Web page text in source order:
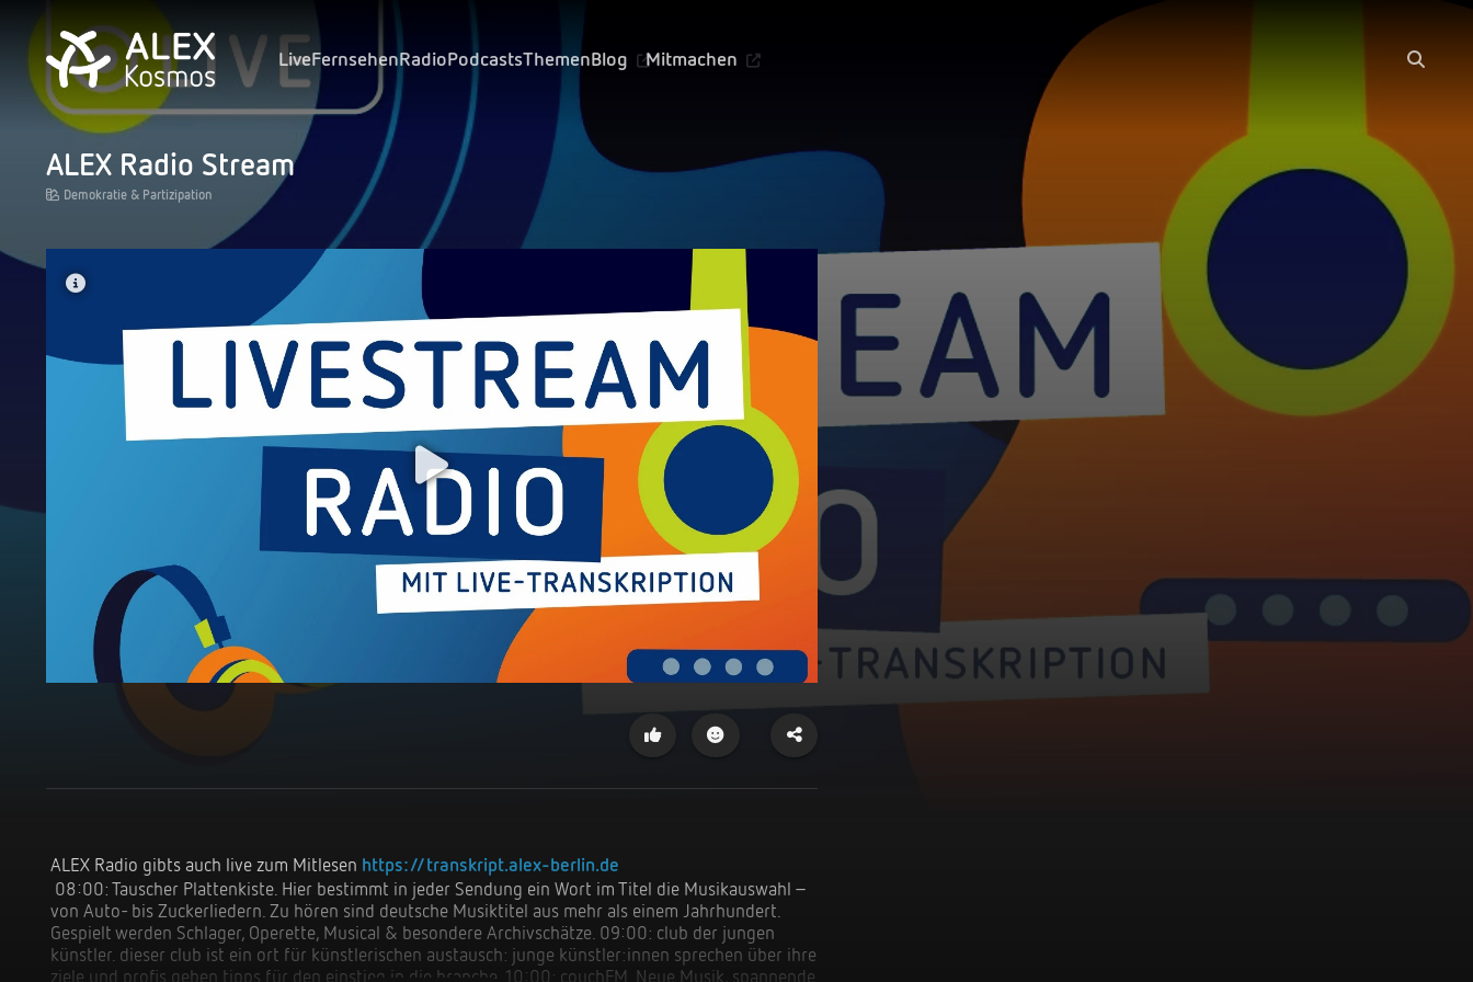
LiveFernsehenRadioPodcastsThemenBlog Mitmachen
ALEX Radio Stream
Demokratie & Partizipation
ALEX Radio gibts auch live zum Mitlesen https://transkript.alex-berlin.de
von Auto- bis Zuckerliedern. Zu hören sind deutsche Musiktitel aus mehr als einem Jahrhundert.
Gespielt werden Schlager, Operette, Musical & besondere Archivschätze. 09:00: club der jungen
künstler. dieser club ist ein ort für künstlerischen austausch: junge künstler:innen sprechen über ihre
ziele und profis geben tipps für den einstieg in die branche. 10:00: couchFM. Neue Musik, spannende